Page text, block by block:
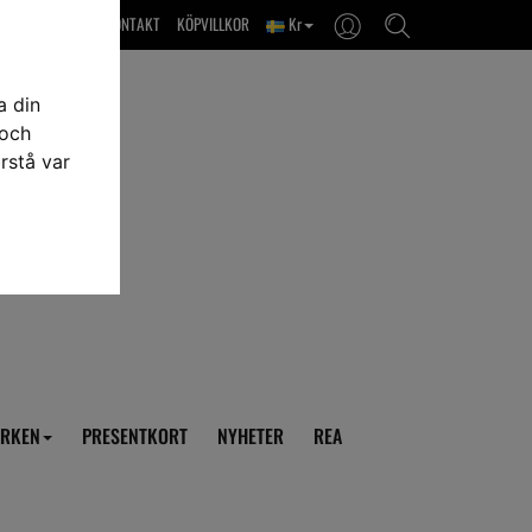
din
var
Kr
KÖPVILLKOR
OM OSS & KONTAKT
PRESENTKORT NYHETER REA